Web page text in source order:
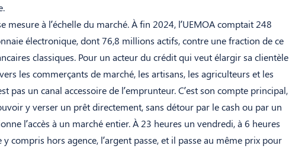
mesure à l’échelle du marché. À fin 2024, l’UEMOA comptait 248
électronique, dont 76,8 millions actifs, contre une fraction de ce
classiques. Pour un acteur du crédit qui veut élargir sa clientèle
les commerçants de marché, les artisans, les agriculteurs et les
pas un canal accessoire de l’emprunteur. C’est son compte principal,
y verser un prêt directement, sans détour par le cash ou par un
l’accès à un marché entier. À 23 heures un vendredi, à 6 heures
compris hors agence, l’argent passe, et il passe au même prix pour